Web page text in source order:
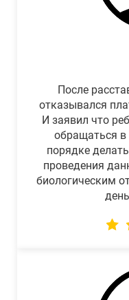
После
отказывался
И заявил что
обращаться в
порядке
проведения
биологическим